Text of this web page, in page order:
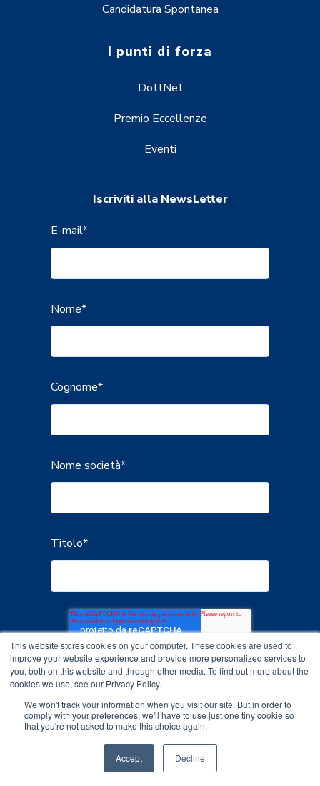
This website stores cookies on your computer. These cookies are used to
improve your website experience and provide more personalized services to
you, both on this website and through other media. To find out more about the
cookies we use, see our Privacy Policy.
We won't track your information when you visit our site. But in order to
comply with your preferences, we'll have to use just one tiny cookie so
that you're not asked to make this choice again.
Accept Decline
Candidatura Spontanea
I punti di forza
DottNet
Premio Eccellenze
Eventi
Iscriviti alla NewsLetter
E-mail*
Nome*
Cognome*
Nome società*
Titolo*